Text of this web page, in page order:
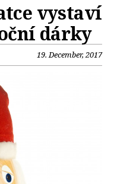
vystaví
dárky
19. December, 2017